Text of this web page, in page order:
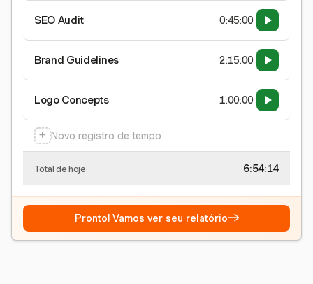
SEO Audit 0:45:00
Brand Guidelines 2:15:00
Logo Concepts 1:00:00
+ Novo registro de tempo
Total de hoje 6:54:15
Pronto! Vamos ver seu relatório→